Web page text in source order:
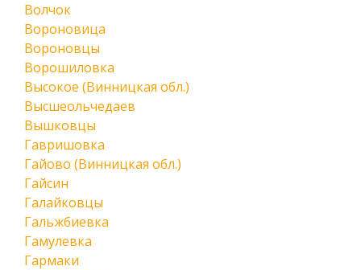
Волчок
Вороновица
Вороновцы
Ворошиловка
Высокое (Винницкая обл.)
Высшеольчедаев
Вышковцы
Гавришовка
Гайово (Винницкая обл.)
Гайсин
Галайковцы
Гальжбиевка
Гамулевка
Гармаки